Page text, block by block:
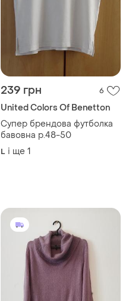
239 грн 6
United Colors Of Benetton
Супер брендова футболка
бавовна р.48-50
L і ще 1